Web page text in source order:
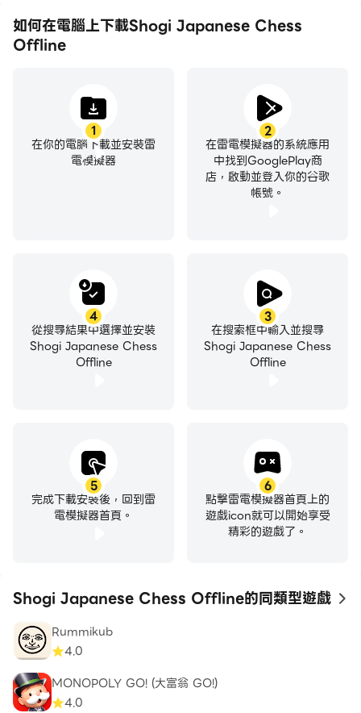
如何在電腦上下載Shogi Japanese Chess
Offline
1
在你的電腦下載並安裝雷
電模擬器
2
在雷電模擬器的系統應用
中找到GooglePlay商
店，啟動並登入你的谷歌
帳號。
3
在搜索框中輸入並搜尋
Shogi Japanese Chess
Offline
4
從搜尋結果中選擇並安裝
Shogi Japanese Chess
Offline
5
完成下載安裝後，回到雷
電模擬器首頁。
6
點擊雷電模擬器首頁上的
遊戲icon就可以開始享受
精彩的遊戲了。
Shogi Japanese Chess Offline的同類型遊戲 to
Rummikub
4.0
MONOPOLY GO! (大富翁 GO!)
4.0